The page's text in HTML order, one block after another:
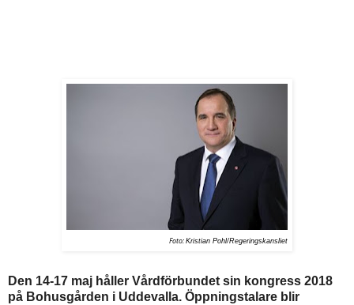
Foto: Kristian Pohl/Regeringskansliet
Den 14-17 maj håller Vårdförbundet sin kongress 2018
på Bohusgården i Uddevalla. Öppningstalare blir